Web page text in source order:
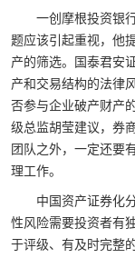
一创摩根投资银
题应该引起重视，他
产的筛选。国泰君安
产和交易结构的法律
否参与企业破产财产
级总监胡莹建议，券
团队之外，一定还要
理工作。
中国资产证券化
性风险需要投资者有
于评级、有及时完整